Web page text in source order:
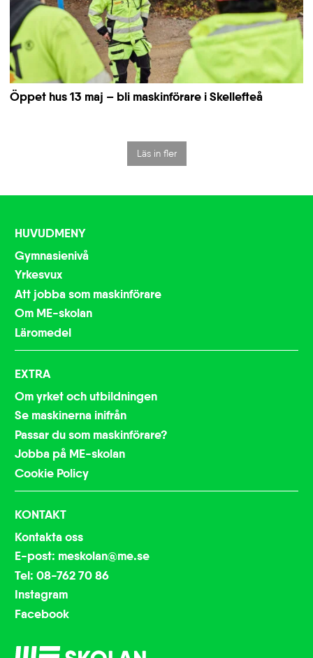
Öppet hus 13 maj – bli maskinförare i Skellefteå
Läs in fler
HUVUDMENY
Gymnasienivå
Yrkesvux
Att jobba som maskinförare
Om ME-skolan
Läromedel
EXTRA
Om yrket och utbildningen
Se maskinerna inifrån
Passar du som maskinförare?
Jobba på ME-skolan
Cookie Policy
KONTAKT
Kontakta oss
E-post: meskolan@me.se
Tel: 08-762 70 86
Instagram
Facebook